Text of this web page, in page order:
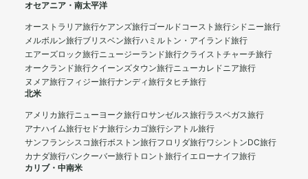
オセアニア・南太平洋
オーストラリア旅行ケアンズ旅行ゴールドコースト旅行シドニー旅行
メルボルン旅行ブリスベン旅行ハミルトン・アイランド旅行
エアーズロック旅行ニュージーランド旅行クライストチャーチ旅行
オークランド旅行クイーンズタウン旅行ニューカレドニア旅行
ヌメア旅行フィジー旅行ナンディ旅行タヒチ旅行
北米
アメリカ旅行ニューヨーク旅行ロサンゼルス旅行ラスベガス旅行
アナハイム旅行セドナ旅行シカゴ旅行シアトル旅行
サンフランシスコ旅行ボストン旅行フロリダ旅行ワシントンDC旅行
カナダ旅行バンクーバー旅行 トロント旅行イエローナイフ旅行
カリブ・中南米